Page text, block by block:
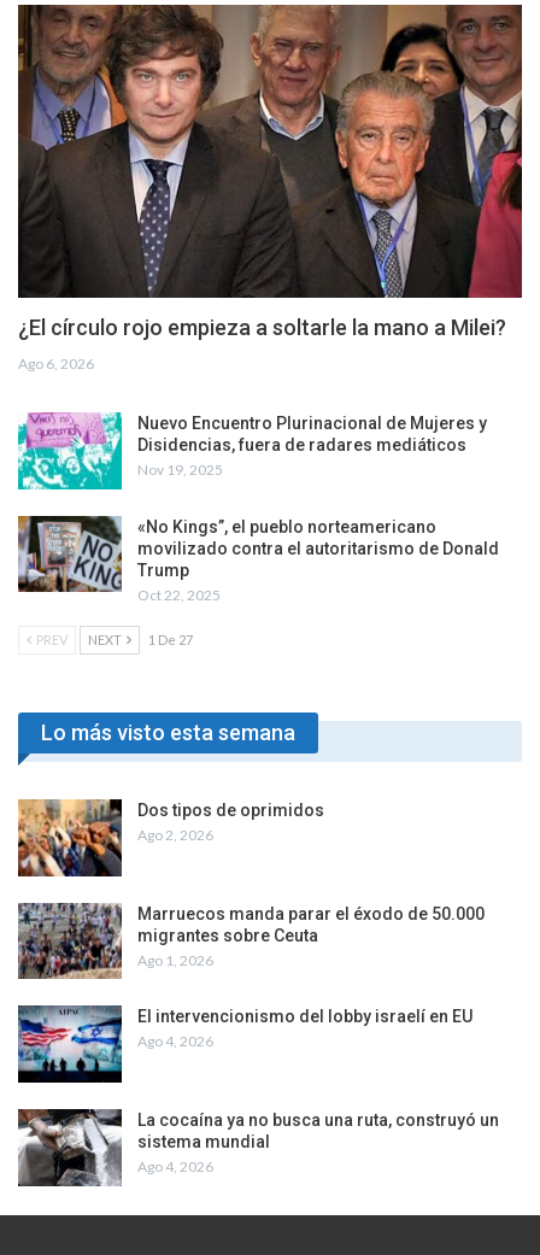
¿El círculo rojo empieza a soltarle la mano a Milei?
Ago 6, 2026
Nuevo Encuentro Plurinacional de Mujeres y
Disidencias, fuera de radares mediáticos
Nov 19, 2025
«No Kings”, el pueblo norteamericano
movilizado contra el autoritarismo de Donald
Trump
Oct 22, 2025
PREV NEXT 1 De 27
Lo más visto esta semana
Dos tipos de oprimidos
Ago 2, 2026
Marruecos manda parar el éxodo de 50.000
migrantes sobre Ceuta
Ago 1, 2026
El intervencionismo del lobby israelí en EU
Ago 4, 2026
La cocaína ya no busca una ruta, construyó un
sistema mundial
Ago 4, 2026